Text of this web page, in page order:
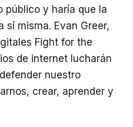
público y haría que la
sí misma. Evan Greer,
Fight for the
de internet lucharán
nuestro
crear, aprender y